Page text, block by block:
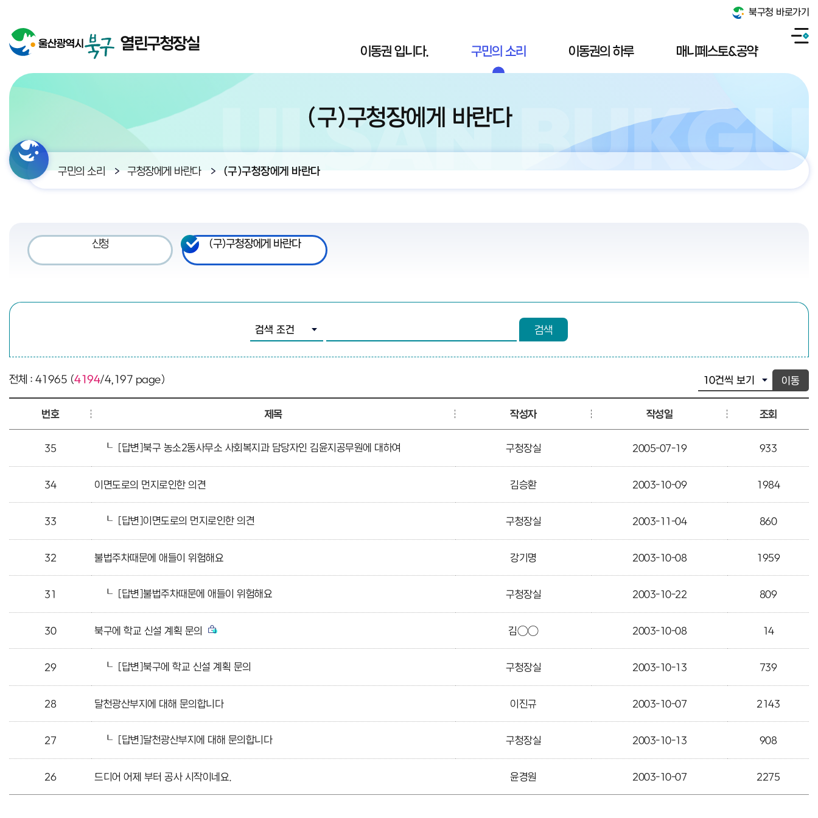
북구청 바로가기
열린구청장실 이동권 입니다. 구민의 소리 이동권의 하루 매니페스토&공약
(구)구청장에게 바란다
구민의 소리 구청장에게 바란다 (구)구청장에게 바란다
신청 (구)구청장에게 바란다
검색조건 선택 검색
이동
전체 : 41965 (4194/4,197 page)
번호 제목 작성자 작성일 조회
35 ┖ [답변]북구 농소2동사무소 사회복지과 담당자인 김윤지공무원에 대하여 구청장실 2005-07-19 933
34 이면도로의 먼지로인한 의견 김승환 2003-10-09 1984
33 ┖ [답변]이면도로의 먼지로인한 의견 구청장실 2003-11-04 860
32 불법주차때문에 애들이 위험해요 강기명 2003-10-08 1959
31 ┖ [답변]불법주차때문에 애들이 위험해요 구청장실 2003-10-22 809
30 북구에 학교 신설 계획 문의 김○○ 2003-10-08 14
29 ┖ [답변]북구에 학교 신설 계획 문의 구청장실 2003-10-13 739
28 달천광산부지에 대해 문의합니다 이진규 2003-10-07 2143
27 ┖ [답변]달천광산부지에 대해 문의합니다 구청장실 2003-10-13 908
26 드디어 어제 부터 공사 시작이네요. 윤경원 2003-10-07 2275